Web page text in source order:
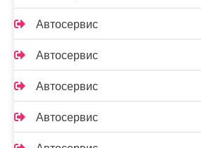
Автосервис
Автосервис
Автосервис
Автосервис